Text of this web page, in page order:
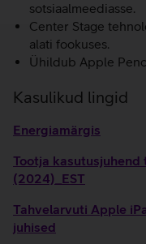
sotsiaalmeediasse.
Center Stage
alati fookuses.
Ühildub Apple
Kasulikud lingid
Energiamärgis
Tootja kasutusjuhend
(2024)_EST
Tahvelarvuti Apple
juhised